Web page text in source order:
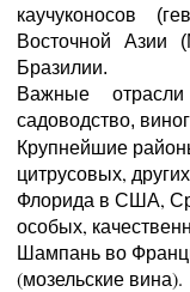
каучуконосов
Восточной Азии
Бразилии.
Важные
садоводство,
Крупнейшие
цитрусовых,
Флорида в США,
особых,
Шампань во
(мозельские вина).